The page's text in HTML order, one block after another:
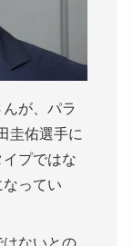
が、パラ
圭佑選手に
プではな
ってい